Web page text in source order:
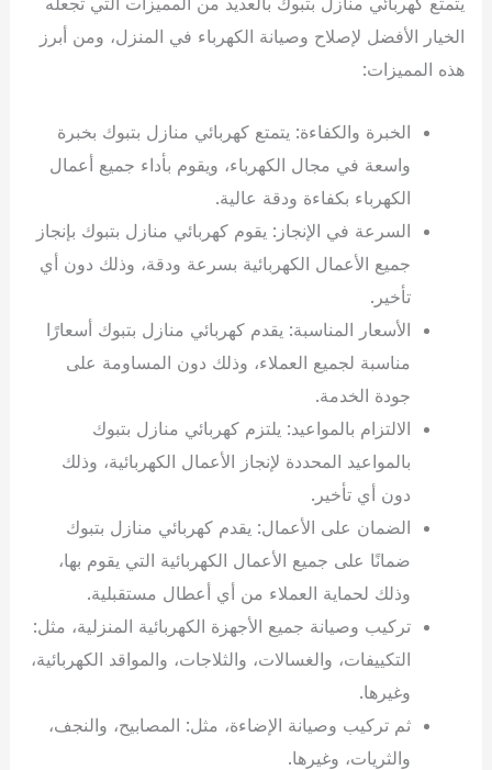
الخيار الأفضل لإصلاح وصيانة الكهرباء في المنزل، ومن أبرز
هذه المميزات:
الخبرة والكفاءة: يتمتع كهربائي منازل بتبوك بخبرة
واسعة في مجال الكهرباء، ويقوم بأداء جميع أعمال
الكهرباء بكفاءة ودقة عالية.
السرعة في الإنجاز: يقوم كهربائي منازل بتبوك بإنجاز
جميع الأعمال الكهربائية بسرعة ودقة، وذلك دون أي
تأخير.
الأسعار المناسبة: يقدم كهربائي منازل بتبوك أسعارًا
مناسبة لجميع العملاء، وذلك دون المساومة على
جودة الخدمة.
الالتزام بالمواعيد: يلتزم كهربائي منازل بتبوك
بالمواعيد المحددة لإنجاز الأعمال الكهربائية، وذلك
دون أي تأخير.
الضمان على الأعمال: يقدم كهربائي منازل بتبوك
ضمانًا على جميع الأعمال الكهربائية التي يقوم بها،
وذلك لحماية العملاء من أي أعطال مستقبلية.
تركيب وصيانة جميع الأجهزة الكهربائية المنزلية، مثل:
التكييفات، والغسالات، والثلاجات، والمواقد الكهربائية،
وغيرها.
ثم تركيب وصيانة الإضاءة، مثل: المصابيح، والنجف،
والثريات، وغيرها.